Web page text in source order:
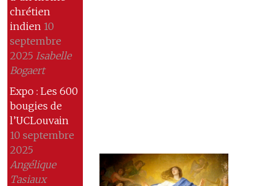
chrétien
indien 10
septembre
2025 Isabelle
Bogaert
Expo : Les 600
bougies de
l’UCLouvain
10 septembre
2025
Angélique
Tasiaux